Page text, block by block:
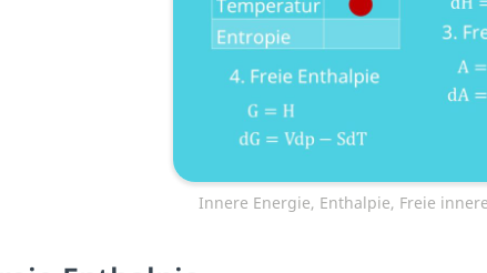
Innere Energie, Enthalpie, Freie